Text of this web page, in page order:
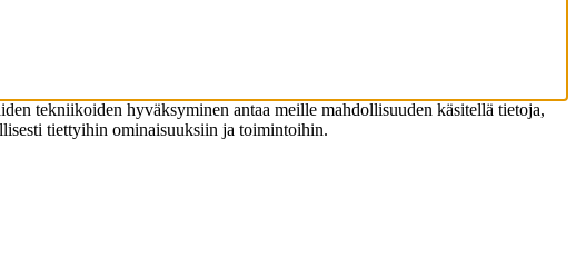
tekniikoiden hyväksyminen antaa meille mahdollisuuden käsitellä tietoja,
tiettyihin ominaisuuksiin ja toimintoihin.